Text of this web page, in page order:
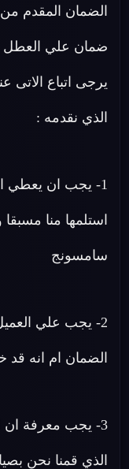
الضمان المقدم
ضمان علي العطل
يرجى اتباع الاتى
الذي نقدمه :
1- يجب ان يعطي
استلمها منا
سامسونج
2- يجب علي
الضمان ام انه قد
3- يجب معرفة
الذي قمنا نحن